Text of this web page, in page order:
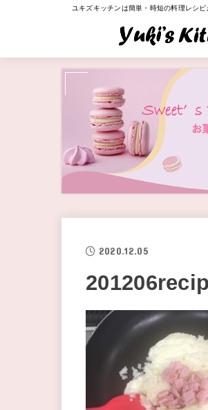
ユキズキッチンは簡単・時短の料理レシ
2020.12.05